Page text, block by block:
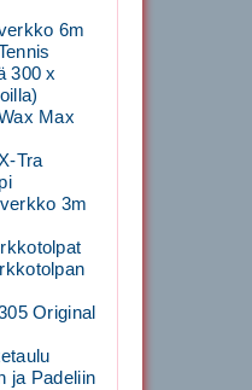
6m
300 x
Max
Tra
3m
Original
ja Padeliin